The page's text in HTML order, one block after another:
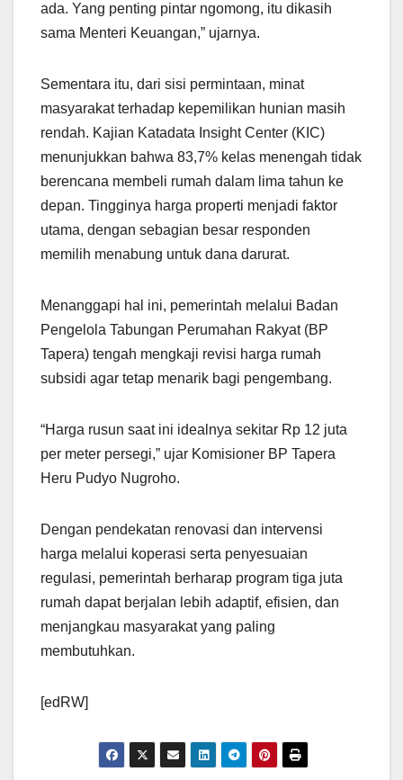
ada. Yang penting pintar ngomong, itu dikasih
sama Menteri Keuangan,” ujarnya.
Sementara itu, dari sisi permintaan, minat
masyarakat terhadap kepemilikan hunian masih
rendah. Kajian Katadata Insight Center (KIC)
menunjukkan bahwa 83,7% kelas menengah tidak
berencana membeli rumah dalam lima tahun ke
depan. Tingginya harga properti menjadi faktor
utama, dengan sebagian besar responden
memilih menabung untuk dana darurat.
Menanggapi hal ini, pemerintah melalui Badan
Pengelola Tabungan Perumahan Rakyat (BP
Tapera) tengah mengkaji revisi harga rumah
subsidi agar tetap menarik bagi pengembang.
“Harga rusun saat ini idealnya sekitar Rp 12 juta
per meter persegi,” ujar Komisioner BP Tapera
Heru Pudyo Nugroho.
Dengan pendekatan renovasi dan intervensi
harga melalui koperasi serta penyesuaian
regulasi, pemerintah berharap program tiga juta
rumah dapat berjalan lebih adaptif, efisien, dan
menjangkau masyarakat yang paling
membutuhkan.
[edRW]